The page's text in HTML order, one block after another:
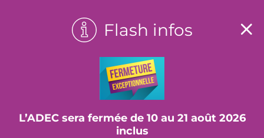
Flash infos
L’ADEC sera fermée de 10 au 21 août 2026
inclus